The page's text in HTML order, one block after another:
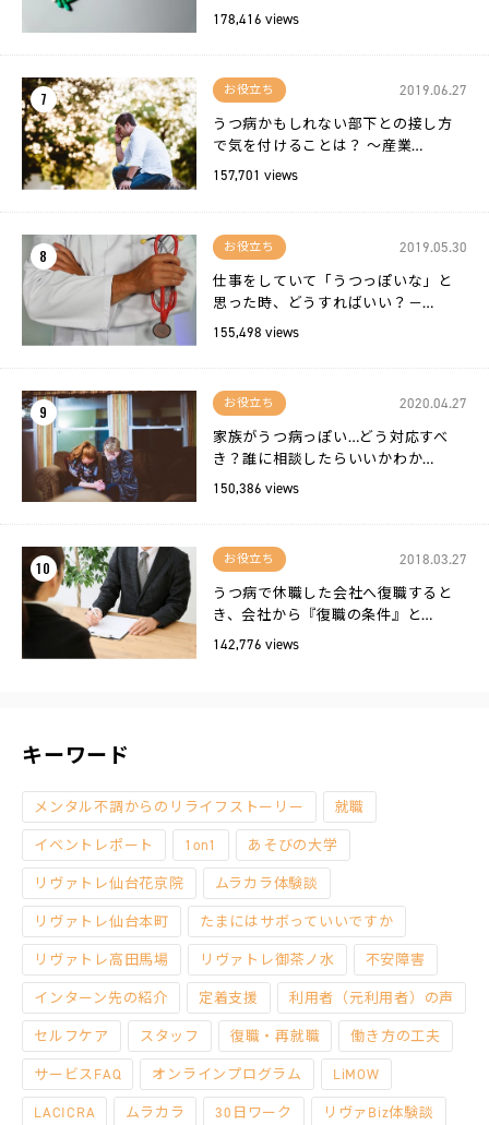
178,416 views
7 お役立ち
2019.06.27
うつ病かもしれない部下との接し方
で気を付けることは？ 〜産業…
157,701 views
8 お役立ち
2019.05.30
仕事をしていて「うつっぽいな」と
思った時、どうすればいい？－…
155,498 views
9 お役立ち
2020.04.27
家族がうつ病っぽい…どう対応すべ
き？誰に相談したらいいかわか…
150,386 views
10 お役立ち
2018.03.27
うつ病で休職した会社へ復職すると
き、会社から『復職の条件』と…
142,776 views
キーワード
メンタル不調からのリライフストーリー 就職
イベントレポート 1on1 あそびの大学
リヴァトレ仙台花京院 ムラカラ体験談
リヴァトレ仙台本町 たまにはサボっていいですか
リヴァトレ高田馬場 リヴァトレ御茶ノ水 不安障害
インターン先の紹介 定着支援 利用者（元利用者）の声
セルフケア スタッフ 復職・再就職 働き方の工夫
サービスFAQ オンラインプログラム LiMOW
LACICRA ムラカラ 30日ワーク リヴァBiz体験談